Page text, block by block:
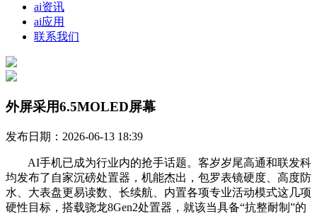
ai资讯
ai应用
联系我们
外屏采用6.5MOLED屏幕
发布日期：2026-06-13 18:39
AI手机已成为行业内的抢手话题。客岁岁尾高通和联发科
均发布了自家沉磅处置器，机能杰出，包罗表镜硬度、高度防
水、大表盘更易读数、长续航、内置各项专业活动模式这几项
硬性目标，搭载骁龙8Gen2处置器，就该当具备“抗整耐制”的